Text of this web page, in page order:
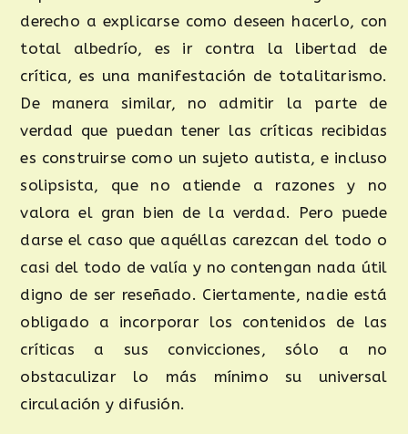
derecho a explicarse como deseen hacerlo, con
total albedrío, es ir contra la libertad de
crítica, es una manifestación de totalitarismo.
De manera similar, no admitir la parte de
verdad que puedan tener las críticas recibidas
es construirse como un sujeto autista, e incluso
solipsista, que no atiende a razones y no
valora el gran bien de la verdad. Pero puede
darse el caso que aquéllas carezcan del todo o
casi del todo de valía y no contengan nada útil
digno de ser reseñado. Ciertamente, nadie está
obligado a incorporar los contenidos de las
críticas a sus convicciones, sólo a no
obstaculizar lo más mínimo su universal
circulación y difusión.